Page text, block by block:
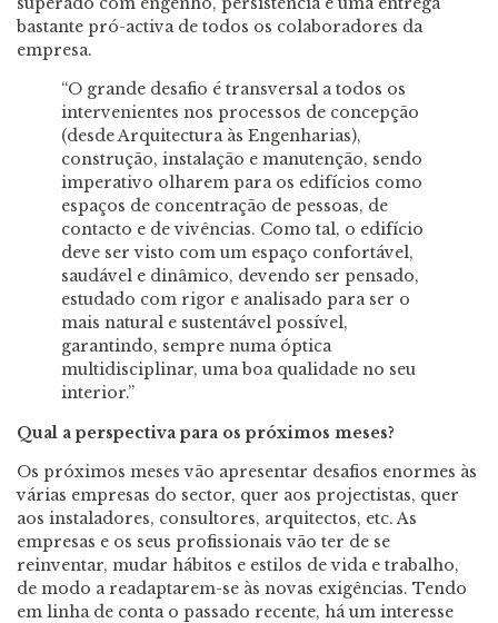
bastante pró-activa de todos os colaboradores da
empresa.
“O grande desafio é transversal a todos os
intervenientes nos processos de concepção
(desde Arquitectura às Engenharias),
construção, instalação e manutenção, sendo
imperativo olharem para os edifícios como
espaços de concentração de pessoas, de
contacto e de vivências. Como tal, o edifício
deve ser visto com um espaço confortável,
saudável e dinâmico, devendo ser pensado,
estudado com rigor e analisado para ser o
mais natural e sustentável possível,
garantindo, sempre numa óptica
multidisciplinar, uma boa qualidade no seu
interior.”
Qual a perspectiva para os próximos meses?
Os próximos meses vão apresentar desafios enormes às
várias empresas do sector, quer aos projectistas, quer
aos instaladores, consultores, arquitectos, etc. As
empresas e os seus profissionais vão ter de se
reinventar, mudar hábitos e estilos de vida e trabalho,
de modo a readaptarem-se às novas exigências. Tendo
em linha de conta o passado recente, há um interesse